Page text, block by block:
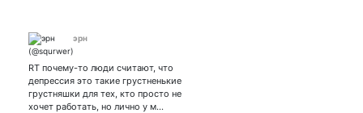
эрн
RT почему-то люди считают, что
депрессия это такие грустненькие
грустняшки для тех, кто просто не
хочет работать, но лично у м…